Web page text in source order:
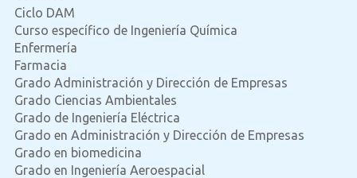
Ciclo DAM
Curso específico de Ingeniería Química
Enfermería
Farmacia
Grado Administración y Dirección de Empresas
Grado Ciencias Ambientales
Grado de Ingeniería Eléctrica
Grado en Administración y Dirección de Empresas
Grado en biomedicina
Grado en Ingeniería Aeroespacial